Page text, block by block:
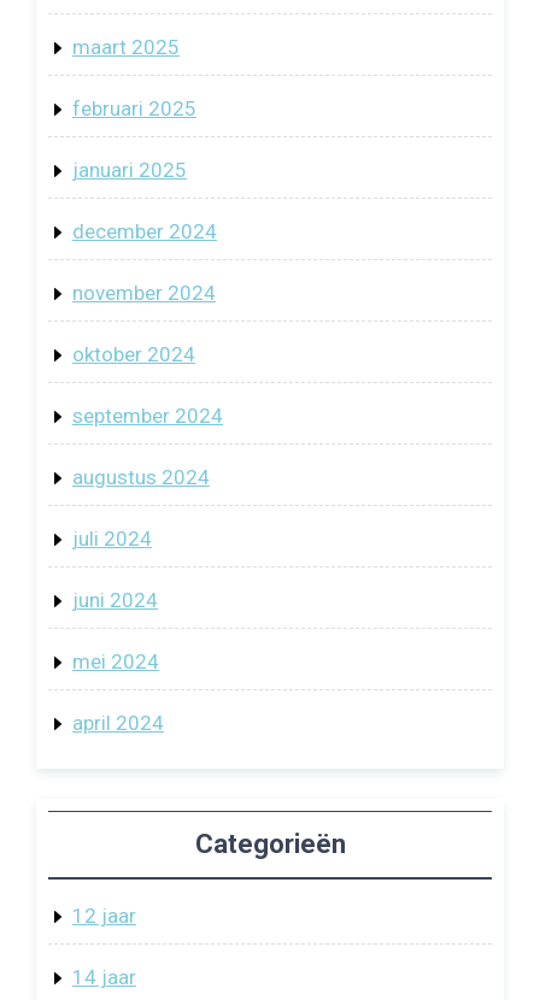
maart 2025
februari 2025
januari 2025
december 2024
november 2024
oktober 2024
september 2024
augustus 2024
juli 2024
juni 2024
mei 2024
april 2024
Categorieën
12 jaar
14 jaar